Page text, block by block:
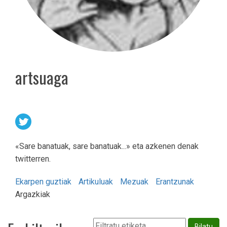
artsuaga
«Sare banatuak, sare banatuak...» eta azkenen denak
twitterren.
Ekarpen guztiak Artikuluak Mezuak
Erantzunak
Argazkiak